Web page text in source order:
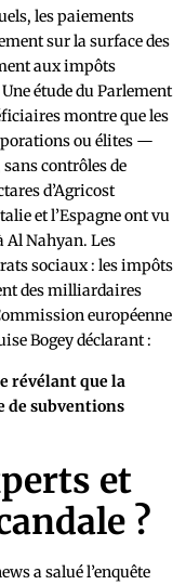
les paiements
sur la surface des
aux impôts
étude du Parlement
montre que les
ou élites —
contrôles de
d’Agricost
et l’Espagne ont vu
Al Nahyan. Les
sociaux : les impôts
des milliardaires
européenne
Bogey déclarant :
révélant que la
de subventions
et
?
a salué l’enquête